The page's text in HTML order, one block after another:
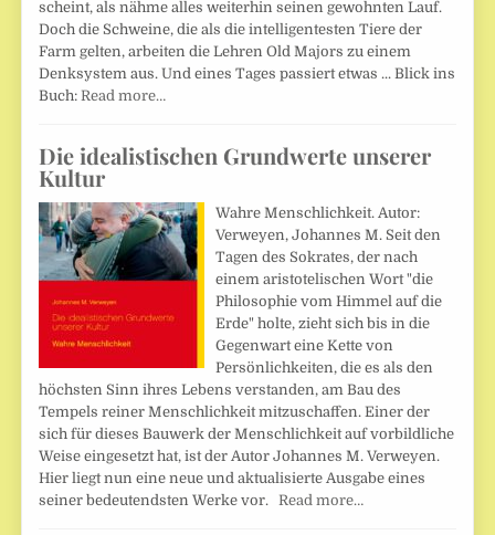
scheint, als nähme alles weiterhin seinen gewohnten Lauf.
Doch die Schweine, die als die intelligentesten Tiere der
Farm gelten, arbeiten die Lehren Old Majors zu einem
Denksystem aus. Und eines Tages passiert etwas ... Blick ins
Buch: Read more…
Die idealistischen Grundwerte unserer
Kultur
Wahre Menschlichkeit. Autor:
Verweyen, Johannes M. Seit den
Tagen des Sokrates, der nach
einem aristotelischen Wort "die
Philosophie vom Himmel auf die
Erde" holte, zieht sich bis in die
Gegenwart eine Kette von
Persönlichkeiten, die es als den
höchsten Sinn ihres Lebens verstanden, am Bau des
Tempels reiner Menschlichkeit mitzuschaffen. Einer der
sich für dieses Bauwerk der Menschlichkeit auf vorbildliche
Weise eingesetzt hat, ist der Autor Johannes M. Verweyen.
Hier liegt nun eine neue und aktualisierte Ausgabe eines
seiner bedeutendsten Werke vor. Read more…